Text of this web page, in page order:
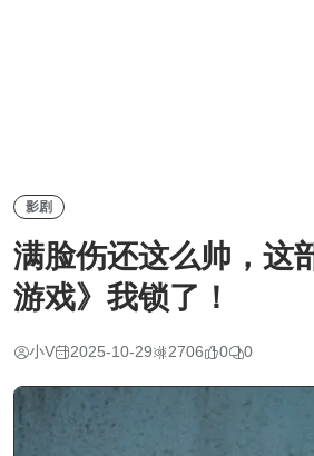
影剧
满脸伤还这么帅，这
游戏》我锁了！
小V 2025-10-29 2706 0 0